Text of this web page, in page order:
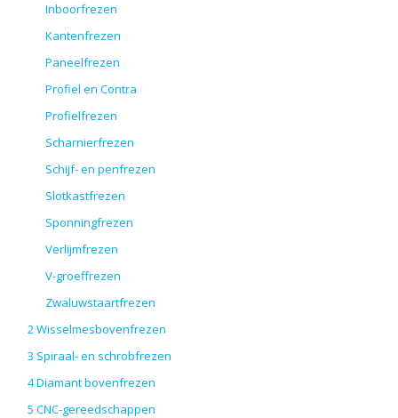
Inboorfrezen
Kantenfrezen
Paneelfrezen
Profiel en Contra
Profielfrezen
Scharnierfrezen
Schijf- en penfrezen
Slotkastfrezen
Sponningfrezen
Verlijmfrezen
V-groeffrezen
Zwaluwstaartfrezen
2 Wisselmesbovenfrezen
3 Spiraal- en schrobfrezen
4 Diamant bovenfrezen
5 CNC-gereedschappen